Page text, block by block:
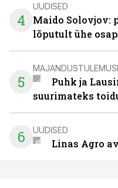
4
UUDISED
Maido Solovjov:
lõputult ühe
5
Puhk ja
suurimateks
6 UUDISED
Linas Agro